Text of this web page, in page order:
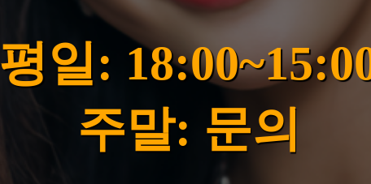
평일:
주말: 문의